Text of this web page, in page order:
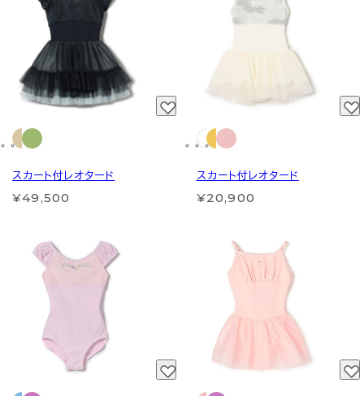
スカート付レオタード
¥49,500
スカート付レオタード
¥20,900